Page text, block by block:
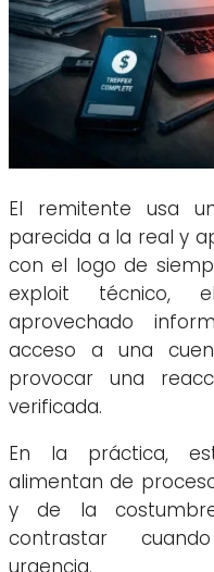
El remitente usa
parecida a la real y
con el logo de
exploit técnico,
aprovechado
acceso a una
provocar una
verificada.
En la práctica,
alimentan de
y de la
contrastar
urgencia.